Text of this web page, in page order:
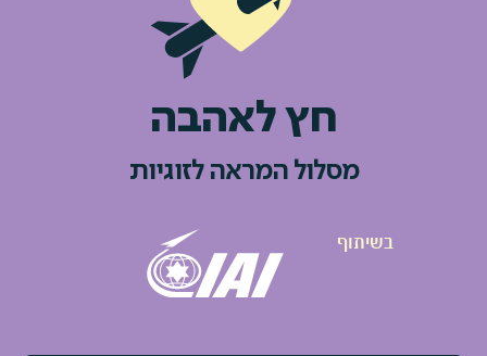
חץ לאהבה
מסלול המראה לזוגיות